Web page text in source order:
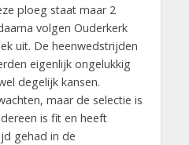
ploeg staat maar 2
volgen Ouderkerk
uit. De heenwedstrijden
eigenlijk ongelukkig
degelijk kansen.
maar de selectie is
is fit en heeft
gehad in de